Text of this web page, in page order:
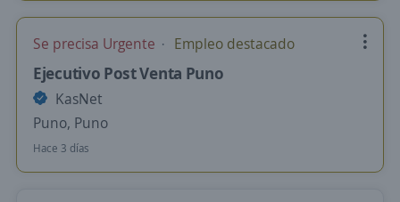
Se precisa Urgente Empleo destacado
Ejecutivo Post Venta Puno
KasNet
Puno, Puno
Hace 3 días